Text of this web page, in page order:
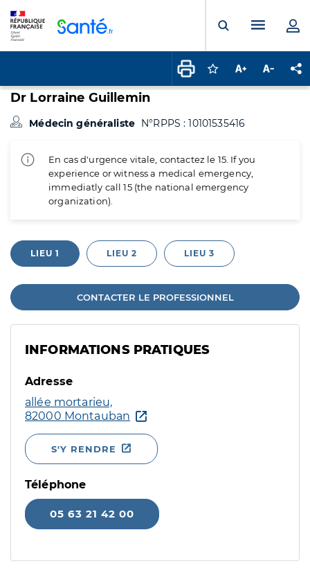
Ouvrir laMenu
Connectez-vous
Augmenter la
Dr Lorraine Guillemin
Médecin généraliste N°RPPS : 10101535416
En cas d'urgence vitale, contactez le 15. If you
experience or witness a medical emergency,
immediatly call 15 (the national emergency
organization).
LIEU 1 LIEU 2 LIEU 3
CONTACTER LE PROFESSIONNEL
INFORMATIONS PRATIQUES
Adresse
allée mortarieu,
82000 Montauban
S'Y RENDRE
Téléphone
05 63 21 42 00